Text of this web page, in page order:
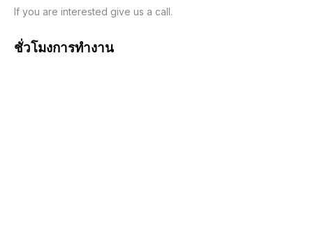
If you are interested give us a call.
ชั่วโมงการทำงาน